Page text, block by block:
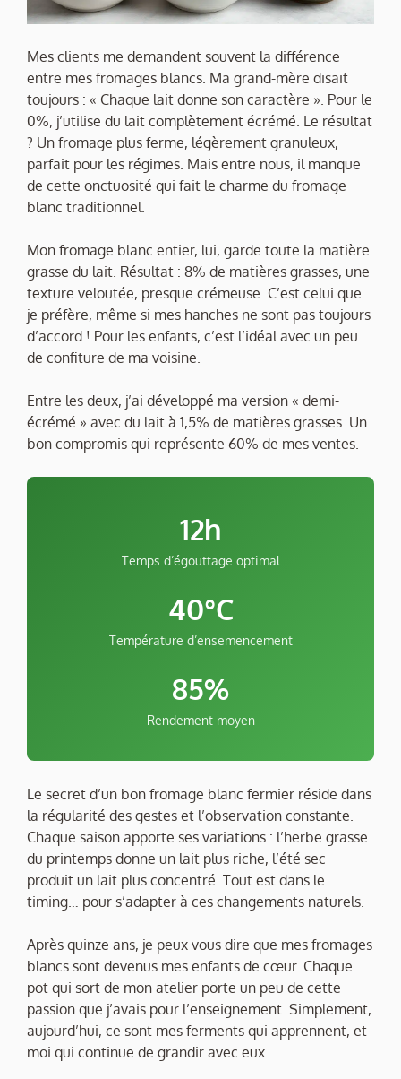
Mes clients me demandent souvent la différence
entre mes fromages blancs. Ma grand-mère disait
toujours : « Chaque lait donne son caractère ». Pour le
0%, j’utilise du lait complètement écrémé. Le résultat
? Un fromage plus ferme, légèrement granuleux,
parfait pour les régimes. Mais entre nous, il manque
de cette onctuosité qui fait le charme du fromage
blanc traditionnel.
Mon fromage blanc entier, lui, garde toute la matière
grasse du lait. Résultat : 8% de matières grasses, une
texture veloutée, presque crémeuse. C’est celui que
je préfère, même si mes hanches ne sont pas toujours
d’accord ! Pour les enfants, c’est l’idéal avec un peu
de confiture de ma voisine.
Entre les deux, j’ai développé ma version « demi-
écrémé » avec du lait à 1,5% de matières grasses. Un
bon compromis qui représente 60% de mes ventes.
12h
Temps d’égouttage optimal
40°C
Température d’ensemencement
85%
Rendement moyen
Le secret d’un bon fromage blanc fermier réside dans
la régularité des gestes et l’observation constante.
Chaque saison apporte ses variations : l’herbe grasse
du printemps donne un lait plus riche, l’été sec
produit un lait plus concentré. Tout est dans le
timing… pour s’adapter à ces changements naturels.
Après quinze ans, je peux vous dire que mes fromages
blancs sont devenus mes enfants de cœur. Chaque
pot qui sort de mon atelier porte un peu de cette
passion que j’avais pour l’enseignement. Simplement,
aujourd’hui, ce sont mes ferments qui apprennent, et
moi qui continue de grandir avec eux.